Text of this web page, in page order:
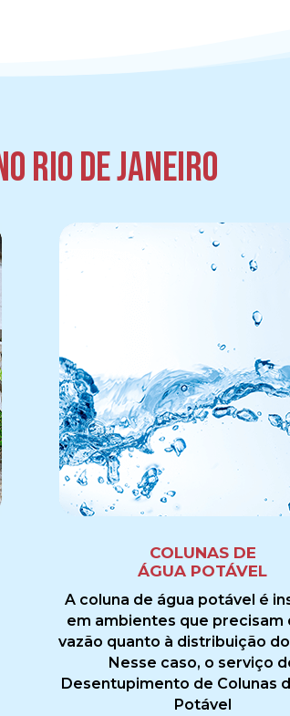
Rio de Janeiro
COLUNAS DE
ÁGUA POTÁVEL
A coluna de água potável é
em ambientes que precisam
vazão quanto à distribuição
Nesse caso, o serviço
Desentupimento de Colunas
Potável